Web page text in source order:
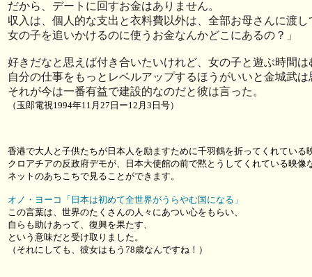
だから、デートに回すお金はありません。
収入は、個人的な支出と衣料費以外は、全部お母さんに渡し
女の子を追いかけるのに使うお金なんかどこにあるの？」
好きだなと思えば付き合いたいけれど、女の子と遊ぶ時間
自分の仕事をもっとレベルアップするほうがいいと金城武
それが今は一番有益で建設的なのだと彼は言った。
（玉郎電視1994年11月27日ー12月3日号）
香港で大人と子供たちが日本人を励ますために千羽鶴を折ってくれている
クロアチアの反政府デモが、日本大使館の前で黙とうしてくれている映像
ネットのあちこちで見ることができます。
オノ・ヨーコ「日本は初めて全世界がうらやむ国になる」
この言葉は、世界のたくさんの人々にあつい心をもらい、
自らも助けあって、復興を果たす、
という意味だと受け取りました。
（それにしても、彼女はもう78歳なんですね！）